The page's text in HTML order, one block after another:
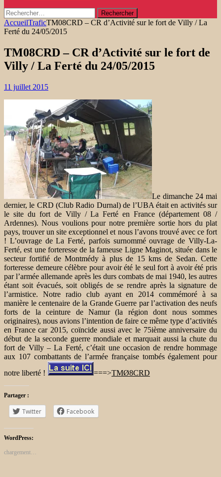
Rechercher :
AccueilTraficTM08CRD – CR d’Activité sur le fort de Villy / La
Ferté du 24/05/2015
TM08CRD – CR d’Activité sur le fort de
Villy / La Ferté du 24/05/2015
11 juillet 2015
Le dimanche 24 mai
dernier, le CRD (Club Radio Durnal) de l’UBA était en activités sur
le site du fort de Villy / La Ferté en France (département 08 /
Ardennes). Nous voulions pour notre première sortie hors du plat
pays, trouver un site exceptionnel et nous l’avons trouvé avec ce fort
! L’ouvrage de La Ferté, parfois surnommé ouvrage de Villy-La-
Ferté, est une forteresse de la fameuse Ligne Maginot, située dans le
secteur fortifié de Montmédy à plus de 15 kms de Sedan. Cette
forteresse demeure célèbre pour avoir été le seul fort à avoir été pris
par l’armée allemande après les durs combats de mai 1940, les autres
étant soit évacués, soit obligés de se rendre après la signature de
l’armistice. Notre radio club ayant en 2014 commémoré à sa
manière le centenaire de la Grande Guerre par l’activation des neufs
forts de la ceinture de Namur (la région dont nous sommes
originaires), nous avions l’intention de faire ce même type d’activités
en France car 2015, coïncide aussi avec le 75ième anniversaire du
début de la seconde guerre mondiale et marquait aussi la chute du
fort de Villy – La Ferté, c’était une occasion de rendre hommage
aux 107 combattants de l’armée française tombés également pour
notre liberté !
===>TMØ8CRD
Partager :
Twitter Facebook
WordPress:
chargement…